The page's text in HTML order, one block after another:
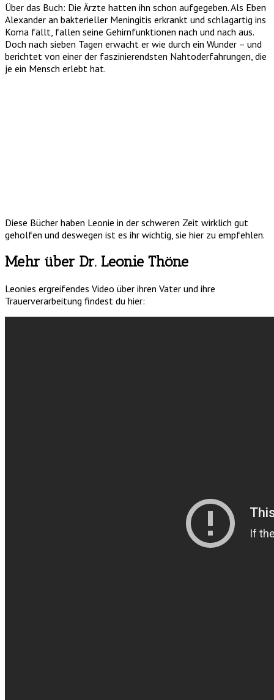
Über das Buch: Die Ärzte hatten ihn schon aufgegeben. Als Eben
Alexander an bakterieller Meningitis erkrankt und schlagartig ins
Koma fällt, fallen seine Gehirnfunktionen nach und nach aus.
Doch nach sieben Tagen erwacht er wie durch ein Wunder – und
berichtet von einer der faszinierendsten Nahtoderfahrungen, die
je ein Mensch erlebt hat.
Diese Bücher haben Leonie in der schweren Zeit wirklich gut
geholfen und deswegen ist es ihr wichtig, sie hier zu empfehlen.
Mehr über Dr. Leonie Thöne
Leonies ergreifendes Video über ihren Vater und ihre
Trauerverarbeitung findest du hier: